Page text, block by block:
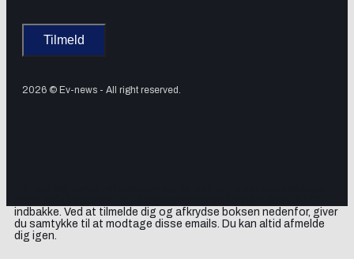
2026 © Ev-news - All right reserved.
indbakke. Ved at tilmelde dig og afkrydse boksen nedenfor, giver
du samtykke til at modtage disse emails. Du kan altid afmelde
dig igen.